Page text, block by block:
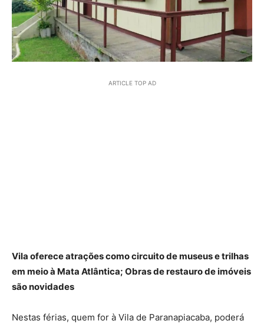
ARTICLE TOP AD
Vila oferece atrações como circuito de museus e trilhas
em meio à Mata Atlântica; Obras de restauro de imóveis
são novidades
Nestas férias, quem for à Vila de Paranapiacaba, poderá